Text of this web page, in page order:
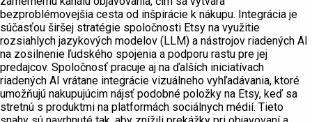
bezproblémovejšia cesta od inšpirácie k nákupu. Integrácia je
súčasťou širšej stratégie spoločnosti Etsy na využitie
rozsiahlych jazykových modelov (LLM) a nástrojov riadených AI
na zosilnenie ľudského spojenia a podporu rastu pre jej
predajcov. Spoločnosť pracuje aj na ďalších iniciatívach
riadených AI vrátane integrácie vizuálneho vyhľadávania, ktoré
umožňujú nakupujúcim nájsť podobné položky na Etsy, keď sa
stretnú s produktmi na platformách sociálnych médií. Tieto